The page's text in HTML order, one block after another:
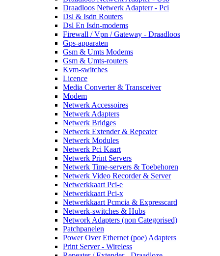
Draadloos Netwerk Adapterr - Pci
Dsl & Isdn Routers
Dsl En Isdn-modems
Firewall / Vpn / Gateway - Draadloos
Gps-apparaten
Gsm & Umts Modems
Gsm & Umts-routers
Kvm-switches
Licence
Media Converter & Transceiver
Modem
Netwerk Accessoires
Netwerk Adapters
Netwerk Bridges
Netwerk Extender & Repeater
Netwerk Modules
Netwerk Pci Kaart
Netwerk Print Servers
Netwerk Time-servers & Toebehoren
Netwerk Video Recorder & Server
Netwerkkaart Pci-e
Netwerkkaart Pci-x
Netwerkkaart Pcmcia & Expresscard
Netwerk-switches & Hubs
Network Adapters (non Categorised)
Patchpanelen
Power Over Ethernet (poe) Adapters
Print Server - Wireless